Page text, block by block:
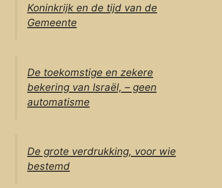
Koninkrijk en de tijd van de
Gemeente
De toekomstige en zekere
bekering van Israël, – geen
automatisme
De grote verdrukking, voor wie
bestemd